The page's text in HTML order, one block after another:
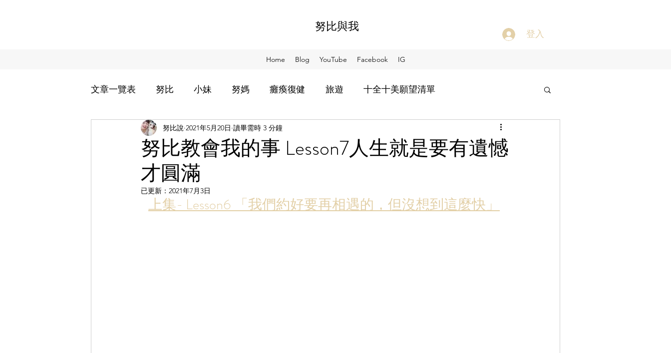
努比與我
Home Blog YouTube Facebook IG
登入
文章一覽表 努比 小妹 努媽 癱瘓復健 旅遊 十全十美願望清單
過敏兒小妹治療週記 努比教會我的事
努家的日常用品分享
努比教會我的事 Lesson7人生就是要有遺憾
才圓滿
努比說 2021年5月20日 讀畢需時 3 分鐘
已更新： 2021年7月3日
上集- Lesson6 「我們約好要再相遇的，但沒想到這麼快」